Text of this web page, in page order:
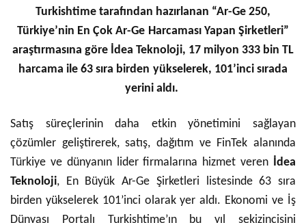
Turkishtime tarafından hazırlanan “Ar-Ge 250,
Türkiye’nin En Çok Ar-Ge Harcaması Yapan Şirketleri”
araştırmasına göre İdea Teknoloji, 17 milyon 333 bin TL
harcama ile 63 sıra birden yükselerek, 101’inci sırada
yerini aldı.
Satış süreçlerinin daha etkin yönetimini sağlayan
çözümler geliştirerek, satış, dağıtım ve FinTek alanında
Türkiye ve dünyanın lider firmalarına hizmet veren İdea
Teknoloji, En Büyük Ar-Ge Şirketleri listesinde 63 sıra
birden yükselerek 101’inci olarak yer aldı. Ekonomi ve İş
Dünyası Portalı Turkishtime’ın bu yıl sekizincisini